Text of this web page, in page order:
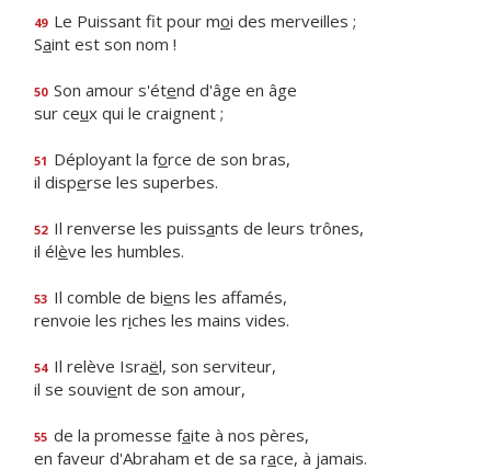
49 Le Puissant fit pour moi des merveilles ;
Saint est son nom !
50 Son amour s'étend d'âge en âge
sur ceux qui le craignent ;
51 Déployant la force de son bras,
il disperse les superbes.
52 Il renverse les puissants de leurs trônes,
il élève les humbles.
53 Il comble de biens les affamés,
renvoie les riches les mains vides.
54 Il relève Israël, son serviteur,
il se souvient de son amour,
55 de la promesse faite à nos pères,
en faveur d'Abraham et de sa race, à jamais.